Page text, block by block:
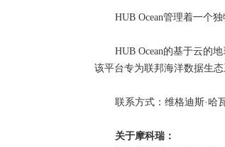
HUB Ocean管理着一个
HUB Ocean的基于云的
该平台专为联邦海洋数据生态
联系方式：维格迪斯·哈
关于摩科瑞：